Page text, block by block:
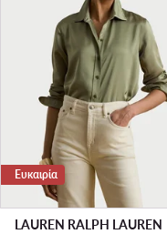
Ευκαιρία
LAUREN RALPH LAUREN